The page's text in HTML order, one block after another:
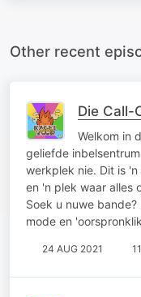
Other recent
Die Call-
Welkom in
geliefde
werkplek nie. Dit is
en 'n plek waar alles
Soek u nuwe
mode en
24 AUG 2021